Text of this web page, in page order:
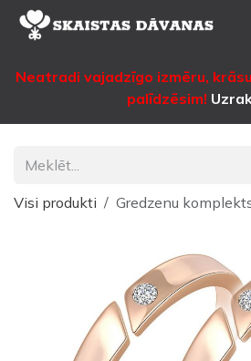
Pāriet pie satura
Neatradi vajadzīgo izmēru,
palīdzēsim!
Visi produkti Gredzenu